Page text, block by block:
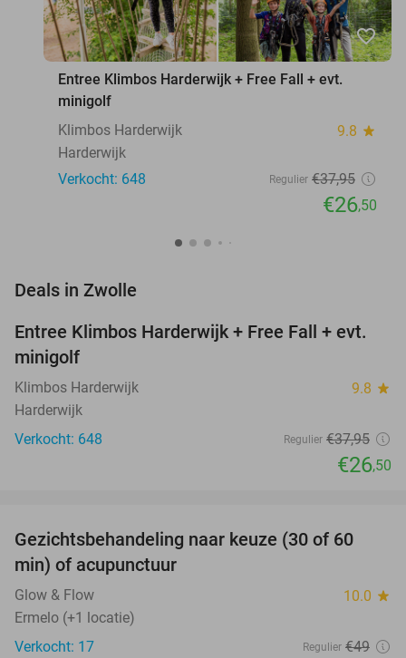
favorite_border
Entree Klimbos Harderwijk + Free Fall + evt.
minigolf
Klimbos Harderwijk
9.8 star
Harderwijk
Verkocht: 648
Regulier €37,95
€26,50
Deals in Zwolle
30%
Entree Klimbos Harderwijk + Free Fall + evt.
minigolf
Klimbos Harderwijk 9.8 star
Harderwijk
Verkocht: 648
Regulier €37,95
€26,50
55%
TODAY
Gezichtsbehandeling naar keuze (30 of 60
min) of acupunctuur
Glow & Flow 10.0 star
Ermelo (+1 locatie)
Verkocht: 17
Regulier €49